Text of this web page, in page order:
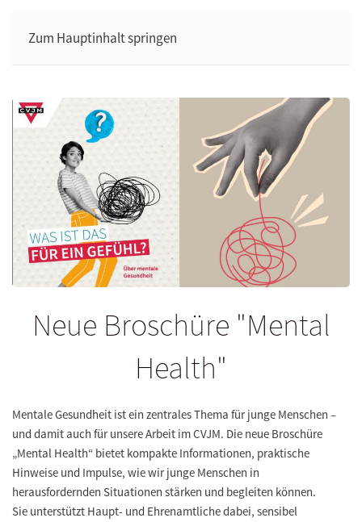
Zum Hauptinhalt springen
Neue Broschüre "Mental
Health"
Mentale Gesundheit ist ein zentrales Thema für junge Menschen –
und damit auch für unsere Arbeit im CVJM. Die neue Broschüre
„Mental Health“ bietet kompakte Informationen, praktische
Hinweise und Impulse, wie wir junge Menschen in
herausfordernden Situationen stärken und begleiten können.
Sie unterstützt Haupt- und Ehrenamtliche dabei, sensibel